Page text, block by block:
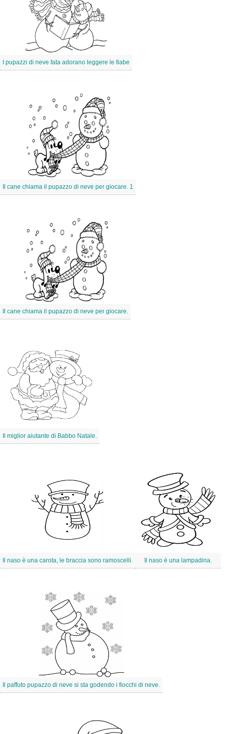
I pupazzi di neve fata adorano leggere le fiabe
Il cane chiama il pupazzo di neve per giocare. 1
Il cane chiama il pupazzo di neve per giocare.
Il miglior aiutante di Babbo Natale.
Il naso è una carota, le braccia sono ramoscelli. Il naso è una lampadina.
Il paffuto pupazzo di neve si sta godendo i fiocchi di neve.